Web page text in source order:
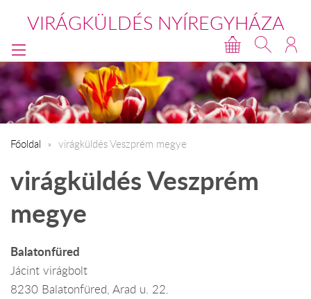
VIRÁGKÜLDÉS NYÍREGYHÁZA
Főoldal virágküldés Veszprém megye
virágküldés Veszprém
megye
Balatonfüred
Jácint virágbolt
8230 Balatonfüred, Arad u. 22.